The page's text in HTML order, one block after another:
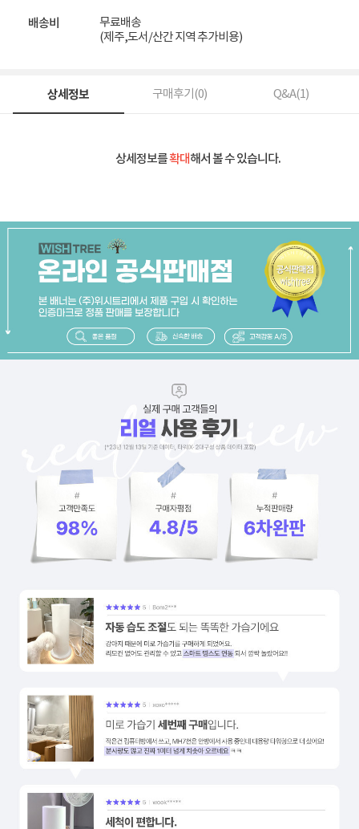
배송비
무료배송
(제주,도서/산간 지역 추가비용)
상세정보 구매후기(0) Q&A(1)
상세정보를확대해서 볼 수 있습니다.